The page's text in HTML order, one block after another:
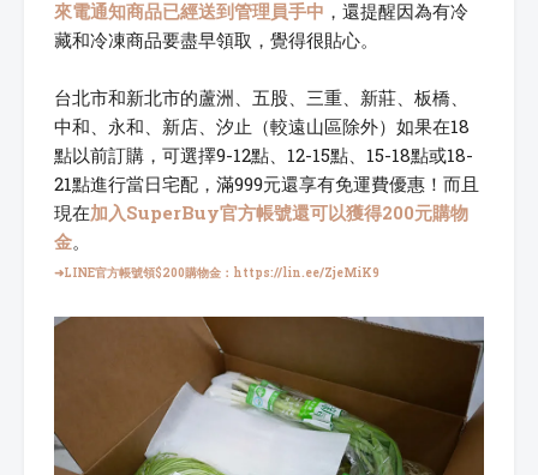
來電通知商品已經送到管理員手中 ，還提醒因為有冷
藏和冷凍商品要盡早領取，覺得很貼心。
台北市和新北市的蘆洲、五股、三重、新莊、板橋、
中和、永和、新店、汐止（較遠山區除外）如果在18
點以前訂購，可選擇9-12點、12-15點、15-18點或18-
21點進行當日宅配，滿999元還享有免運費優惠！而且
現在加入SuperBuy官方帳號還可以獲得200元購物
金。
➜LINE官方帳號領$200購物金： https://lin.ee/ZjeMiK9